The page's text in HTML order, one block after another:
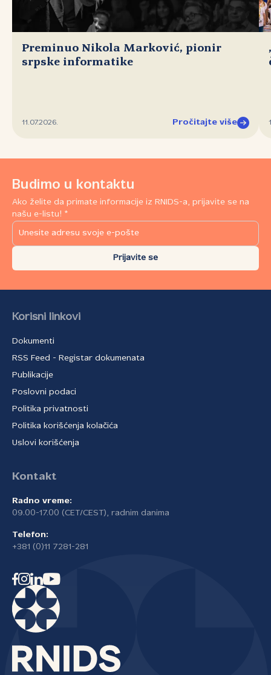
Preminuo Nikola Marković, pionir
srpske informatike
11.07.2026. Pročitajte više
Budimo u kontaktu
Ako želite da primate informacije iz RNIDS-a, prijavite se na
našu e-listu! *
Prijavite se
Korisni linkovi
Dokumenti
RSS Feed - Registar dokumenata
Publikacije
Poslovni podaci
Politika privatnosti
Politika korišćenja kolačića
Uslovi korišćenja
Kontakt
Radno vreme:
09.00-17.00 (CET/CEST), radnim danima
Telefon:
+381 (0)11 7281-281